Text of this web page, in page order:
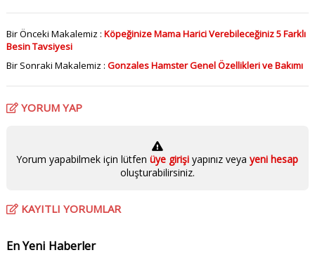
Bir Önceki Makalemiz : Köpeğinize Mama Harici Verebileceğiniz 5 Farklı
Besin Tavsiyesi
Bir Sonraki Makalemiz : Gonzales Hamster Genel Özellikleri ve Bakımı
YORUM YAP
Yorum yapabilmek için lütfenüye girişiyapınız veya yeni hesap
oluşturabilirsiniz.
KAYITLI YORUMLAR
En Yeni Haberler